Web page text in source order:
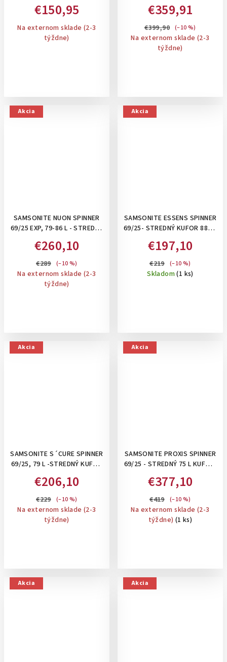
STREDNÝ KUFOR,
ROZŠÍRITEĽNÝ 69-78 L
€150,95
Na externom sklade (2-3
týždne)
ALUMÍNIOVÝ KUFOR SO
ZAPÍNANÍM NA KLIPSY:
BRONZE
€359,91
€399,90 (–10 %)
Na externom sklade (2-3
týždne)
Akcia
SAMSONITE NUON SPINNER
69/25 EXP, 79-86 L - STREDNÝ
SAGE KHAKI
€260,10
€289 (–10 %)
Na externom sklade (2-3
týždne)
Akcia
SAMSONITE ESSENS SPINNER
69/25- STREDNÝ KUFOR 88L S
CHARCOAL/RED
€197,10
€219 (–10 %)
Skladom(1 ks)
Akcia
SAMSONITE S´CURE SPINNER
69/25, 79 L -STREDNÝ KUFOR
DARK BLUE
€206,10
€229 (–10 %)
Na externom sklade (2-3
týždne)
Akcia
SAMSONITE PROXIS SPINNER
69/25 - STREDNÝ 75 L KUFOR:
€377,10
€419 (–10 %)
Na externom sklade (2-3
týždne) (1 ks)
Akcia Akcia